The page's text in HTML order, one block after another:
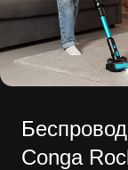
Conga